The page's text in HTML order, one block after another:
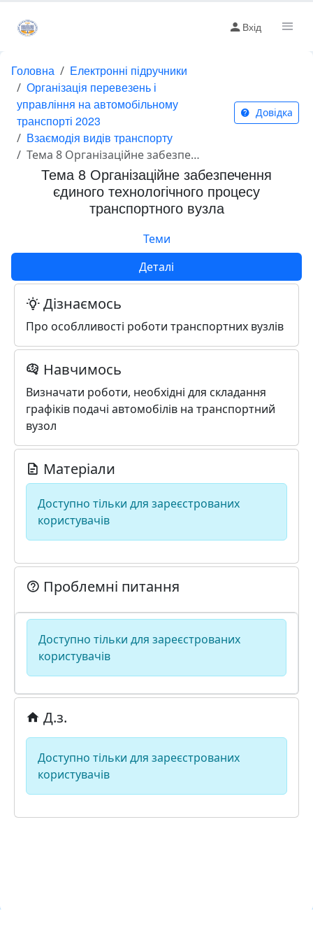
Вхід
Головна
Електронні підручники
Організація перевезень і
управління на автомобільному
транспорті 2023
Взаємодія видів транспорту
Тема 8 Організаційне забезпечення єдиного технологічного процесу транспортного вузла
Довідка
Тема 8 Організаційне забезпечення
єдиного технологічного процесу
транспортного вузла
Теми
Деталі
Дізнаємось
Про особлливості роботи транспортних вузлів
Навчимось
Визначати роботи, необхідні для складання
графіків подачі автомобілів на транспортний
вузол
Матеріали
Доступно тільки для зареєстрованих
користувачів
Проблемні питання
Доступно тільки для зареєстрованих
користувачів
Д.з.
Доступно тільки для зареєстрованих
користувачів